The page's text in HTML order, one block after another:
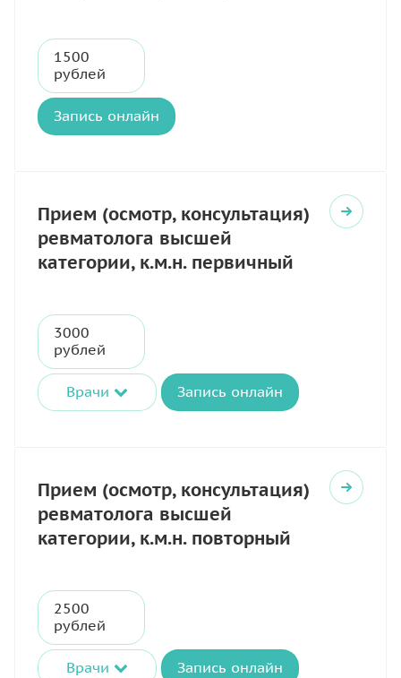
1500
рублей
Запись онлайн
Прием (осмотр, консультация)
ревматолога высшей
категории, к.м.н. первичный
3000
рублей
Врачи Запись онлайн
Прием (осмотр, консультация)
ревматолога высшей
категории, к.м.н. повторный
2500
рублей
Врачи Запись онлайн